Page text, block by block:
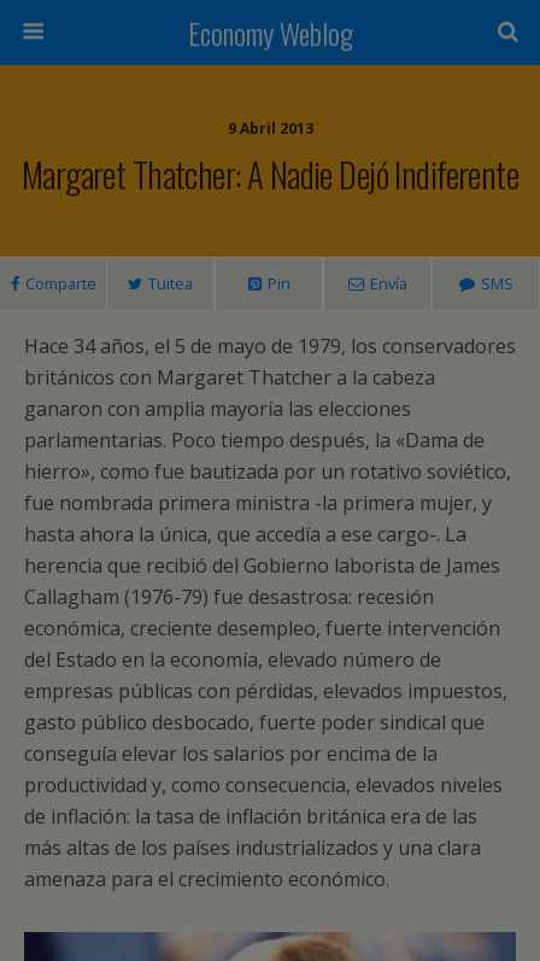
Economy Weblog
9 Abril 2013
Margaret Thatcher: A Nadie Dejó Indiferente
Comparte Tuitea Pin Envía SMS
Hace 34 años, el 5 de mayo de 1979, los conservadores
británicos con Margaret Thatcher a la cabeza
ganaron con amplia mayoría las elecciones
parlamentarias. Poco tiempo después, la «Dama de
hierro», como fue bautizada por un rotativo soviético,
fue nombrada primera ministra -la primera mujer, y
hasta ahora la única, que accedía a ese cargo-. La
herencia que recibió del Gobierno laborista de James
Callagham (1976-79) fue desastrosa: recesión
económica, creciente desempleo, fuerte intervención
del Estado en la economía, elevado número de
empresas públicas con pérdidas, elevados impuestos,
gasto público desbocado, fuerte poder sindical que
conseguía elevar los salarios por encima de la
productividad y, como consecuencia, elevados niveles
de inflación: la tasa de inflación británica era de las
más altas de los países industrializados y una clara
amenaza para el crecimiento económico.